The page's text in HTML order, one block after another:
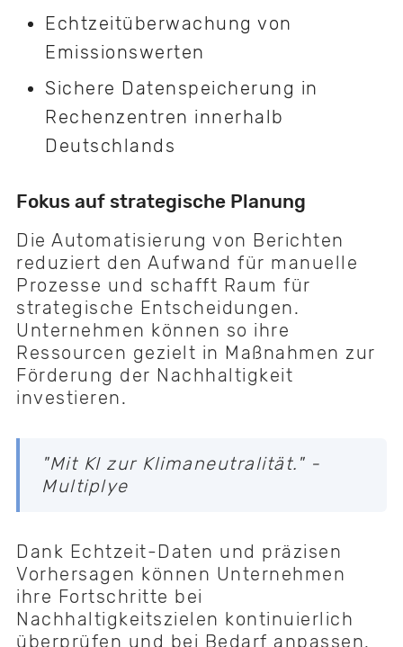
Echtzeitüberwachung von
Emissionswerten
Sichere Datenspeicherung in
Rechenzentren innerhalb
Deutschlands
Fokus auf strategische Planung
Die Automatisierung von Berichten
reduziert den Aufwand für manuelle
Prozesse und schafft Raum für
strategische Entscheidungen.
Unternehmen können so ihre
Ressourcen gezielt in Maßnahmen zur
Förderung der Nachhaltigkeit
investieren.
"Mit KI zur Klimaneutralität." -
Multiplye
Dank Echtzeit-Daten und präzisen
Vorhersagen können Unternehmen
ihre Fortschritte bei
Nachhaltigkeitszielen kontinuierlich
überprüfen und bei Bedarf anpassen.